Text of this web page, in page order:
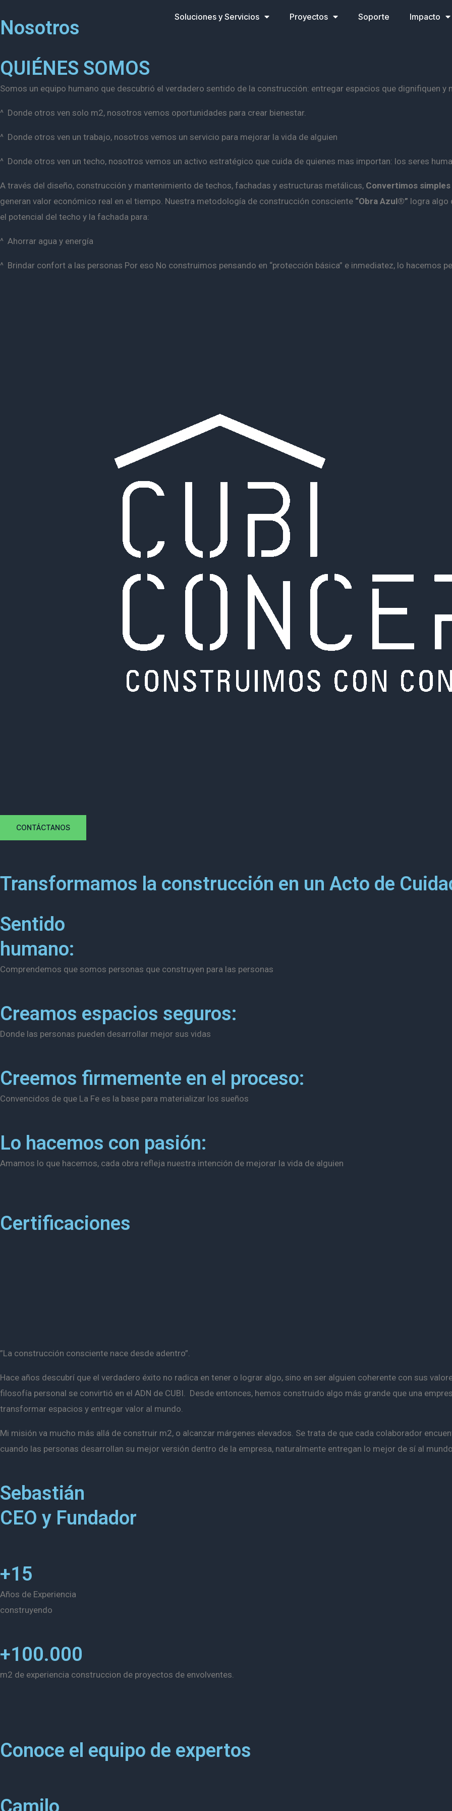
al
Soluciones y Servicios Proyectos Soporte Impacto
Nosotros
QUIÉNES SOMOS
Somos un equipo humano que descubrió el verdadero sentido de la construcción: entregar espacios que dignifiquen
^ Donde otros ven solo m2, nosotros vemos oportunidades para crear bienestar.
^ Donde otros ven un trabajo, nosotros vemos un servicio para mejorar la vida de alguien
^ Donde otros ven un techo, nosotros vemos un activo estratégico que cuida de quienes mas importan: los seres
A través del diseño, construcción y mantenimiento de techos, fachadas y estructuras metálicas, Convertimos
generan valor económico real en el tiempo. Nuestra metodología de construcción consciente “Obra Azul®” logra algo
el potencial del techo y la fachada para:
^ Ahorrar agua y energía
^ Brindar confort a las personas Por eso No construimos pensando en “protección básica” e inmediatez, lo hacemos
CONTÁCTANOS
Transformamos la construcción en un Acto de
Sentido
humano:
Comprendemos que somos personas que construyen para las personas
Creamos espacios seguros:
Donde las personas pueden desarrollar mejor sus vidas
Creemos firmemente en el proceso:
Convencidos de que La Fe es la base para materializar los sueños
Lo hacemos con pasión:
Amamos lo que hacemos, cada obra refleja nuestra intención de mejorar la vida de alguien
Certificaciones
”La construcción consciente nace desde adentro”.
Hace años descubrí que el verdadero éxito no radica en tener o lograr algo, sino en ser alguien coherente con sus
filosofía personal se convirtió en el ADN de CUBI. Desde entonces, hemos construido algo más grande que una
transformar espacios y entregar valor al mundo.
Mi misión va mucho más allá de construir m2, o alcanzar márgenes elevados. Se trata de que cada colaborador
cuando las personas desarrollan su mejor versión dentro de la empresa, naturalmente entregan lo mejor de sí al
Sebastián
CEO y Fundador
+15
Años de Experiencia
construyendo
+100.000
m2 de experiencia construccion de proyectos de envolventes.
Conoce el equipo de expertos
Camilo